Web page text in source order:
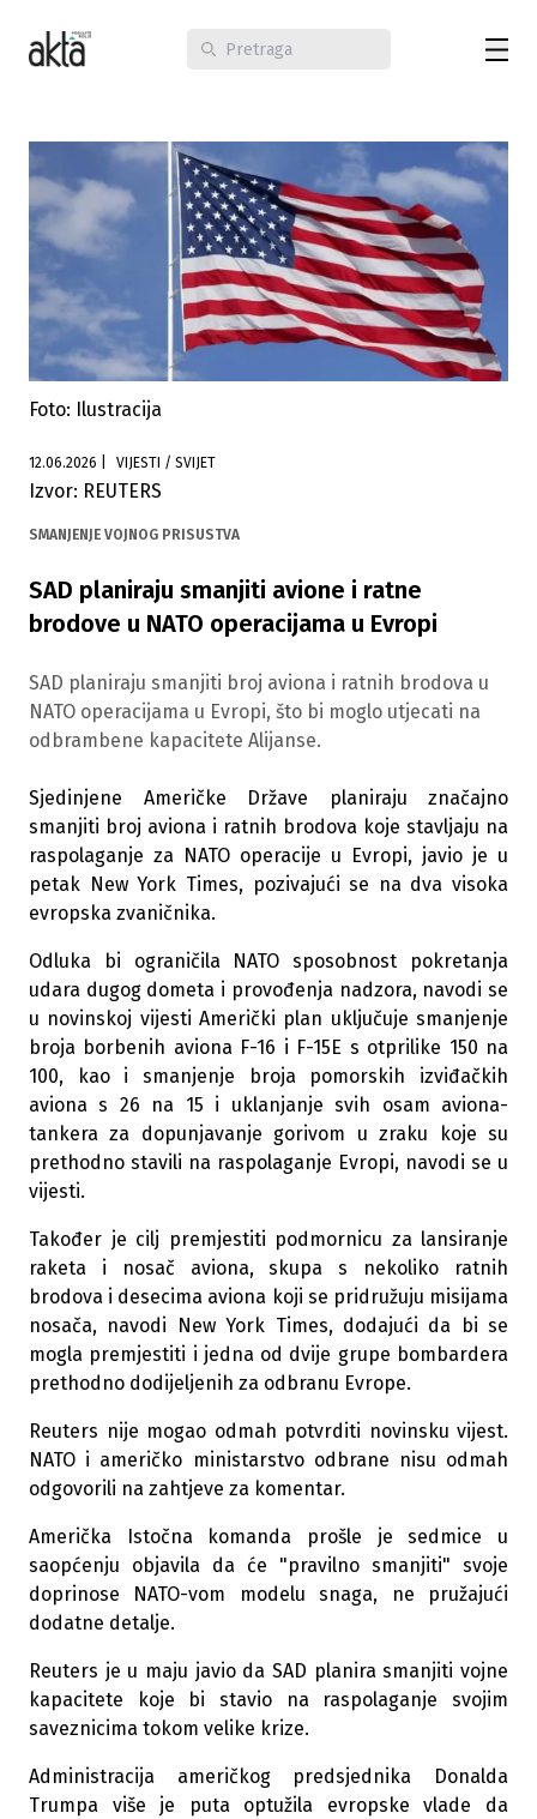
Foto: Ilustracija
12.06.2026 VIJESTI / SVIJET
Izvor: REUTERS
SMANJENJE VOJNOG PRISUSTVA
SAD planiraju smanjiti avione i ratne
brodove u NATO operacijama u Evropi
SAD planiraju smanjiti broj aviona i ratnih brodova u
NATO operacijama u Evropi, što bi moglo utjecati na
odbrambene kapacitete Alijanse.
Sjedinjene Američke Države planiraju značajno
smanjiti broj aviona i ratnih brodova koje stavljaju na
raspolaganje za NATO operacije u Evropi, javio je u
petak New York Times, pozivajući se na dva visoka
evropska zvaničnika.
Odluka bi ograničila NATO sposobnost pokretanja
udara dugog dometa i provođenja nadzora, navodi se
u novinskoj vijesti Američki plan uključuje smanjenje
broja borbenih aviona F-16 i F-15E s otprilike 150 na
100, kao i smanjenje broja pomorskih izviđačkih
aviona s ​​26 na 15 i uklanjanje svih osam aviona-
tankera za dopunjavanje gorivom u zraku koje su
prethodno stavili na raspolaganje Evropi, navodi se u
vijesti.
Također je cilj premjestiti podmornicu za lansiranje
raketa i nosač aviona, skupa s nekoliko ratnih
brodova i desecima aviona koji se pridružuju misijama
nosača, navodi New York Times, dodajući da bi se
mogla premjestiti i jedna od dvije grupe bombardera
prethodno dodijeljenih za odbranu Evrope.
Reuters nije mogao odmah potvrditi novinsku vijest.
NATO i američko ministarstvo odbrane nisu odmah
odgovorili na zahtjeve za komentar.
Američka Istočna komanda prošle je sedmice u
saopćenju objavila da će "pravilno smanjiti" svoje
doprinose NATO-vom modelu snaga, ne pružajući
dodatne detalje.
Reuters je u maju javio da SAD planira smanjiti vojne
kapacitete koje bi stavio na raspolaganje svojim
saveznicima tokom velike krize.
Administracija američkog predsjednika Donalda
Trumpa više je puta optužila evropske vlade da